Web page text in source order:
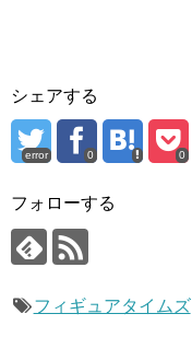
シェアする
error 0 0
フォローする
フィギュアタイムズ